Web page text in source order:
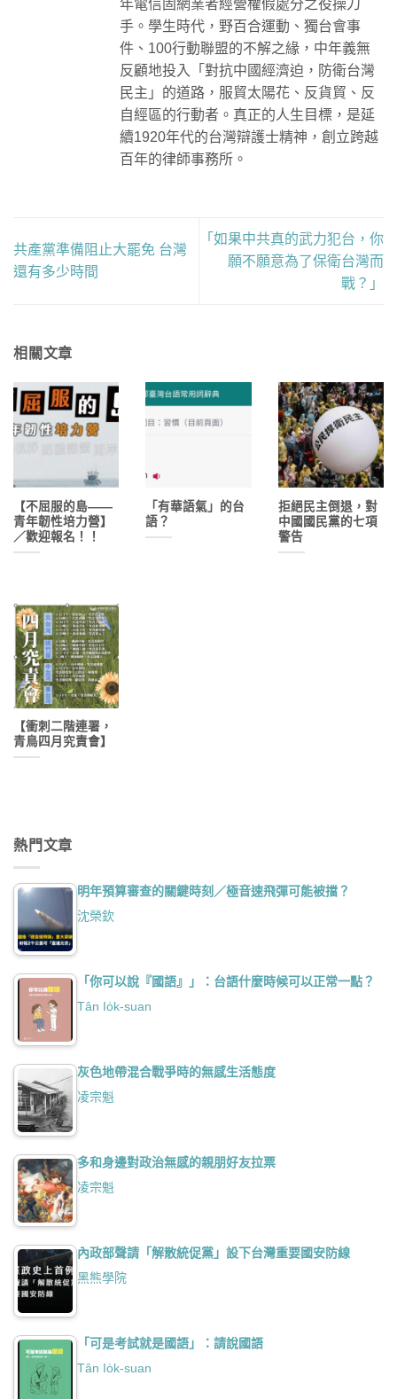
年電信固網業者經營權假處分之役操刀
手。學生時代，野百合運動、獨台會事
件、100行動聯盟的不解之緣，中年義無
反顧地投入「對抗中國經濟迫，防衛台灣
民主」的道路，服貿太陽花、反貨貿、反
自經區的行動者。真正的人生目標，是延
續1920年代的台灣辯護士精神，創立跨越
百年的律師事務所。
共產黨準備阻止大罷免 台灣
還有多少時間
「如果中共真的武力犯台，你
願不願意為了保衛台灣而
戰？」
相關文章
【不屈服的島——
青年韌性培力營】
／歡迎報名！！
「有華語氣」的台
語？
拒絕民主倒退，對
中國國民黨的七項
警告
【衝刺二階連署，
青鳥四月究責會】
熱門文章
明年預算審查的關鍵時刻／極音速飛彈可能被擋？
沈榮欽
「你可以說『國語』」：台語什麼時候可以正常一點？
Tân Io̍k-suan
灰色地帶混合戰爭時的無感生活態度
凌宗魁
多和身邊對政治無感的親朋好友拉票
凌宗魁
內政部聲請「解散統促黨」設下台灣重要國安防線
黑熊學院
「可是考試就是國語」：請說國語
Tân Io̍k-suan